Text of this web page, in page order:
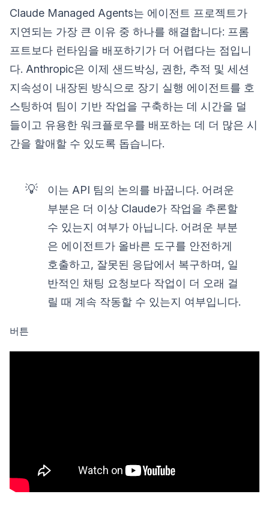
Claude Managed Agents는 에이전트 프로젝트가
지연되는 가장 큰 이유 중 하나를 해결합니다: 프롬
프트보다 런타임을 배포하기가 더 어렵다는 점입니
다. Anthropic은 이제 샌드박싱, 권한, 추적 및 세션
지속성이 내장된 방식으로 장기 실행 에이전트를 호
스팅하여 팀이 기반 작업을 구축하는 데 시간을 덜
들이고 유용한 워크플로우를 배포하는 데 더 많은 시
간을 할애할 수 있도록 돕습니다.
💡
이는 API 팀의 논의를 바꿉니다. 어려운
부분은 더 이상 Claude가 작업을 추론할
수 있는지 여부가 아닙니다. 어려운 부분
은 에이전트가 올바른 도구를 안전하게
호출하고, 잘못된 응답에서 복구하며, 일
반적인 채팅 요청보다 작업이 더 오래 걸
릴 때 계속 작동할 수 있는지 여부입니다.
버튼